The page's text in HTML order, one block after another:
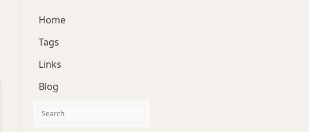
Home
Tags
Links
Blog